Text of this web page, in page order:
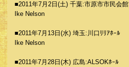
■2011年7月2日(土) 千葉:市原市市民会館
Ike Nelson
■2011年7月13日(水) 埼玉:川口ﾘﾘｱﾎｰﾙ
Ike Nelson
■2011年7月28日(木) 広島:ALSOKﾎｰﾙ